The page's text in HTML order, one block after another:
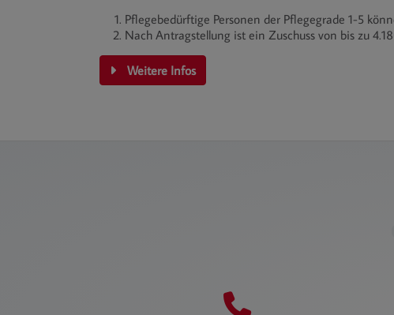
Pflegebedürftige Personen der Pflegegrade 1-5
Nach Antragstellung ist ein Zuschuss von bis zu
Weitere Infos